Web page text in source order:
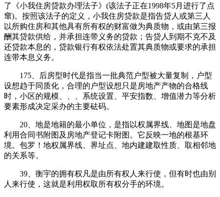
了《小我住房贷款办理法子》(该法子正在1998年5月进行了点
窜)。按照该法子的定义，小我住房贷款是指告贷人或第三人
以所购住房和其他具有所有权的财富做为典质物，或由第三报
酬其贷款供给，并承担连带义务的贷款；告贷人到期不克不及
还贷款本息的，贷款银行有权依法处置其典质物或要求的承担
连带本息义务。
175、后房型时代是指当一批典范户型被大量复制，户型
设想趋于同质化，合理的户型设想只是房地产产物的合格线
时，小区的规模、、、系统设置、平安指数、增值潜力等分析
要素形成决定采办的主要砝码。
20、地是地籍的最小单位，是指以权属界线、地图是地盘
利用合同书附图及房地产登记卡附图。它反映一地的根基环
境。包罗！地权属界线、界址点、地内建建取性质、取相邻地
的关系等。
39、衡宇的拥有权凡是由所有权人来行使，但有时也由别
人来行使，这就是利用权取所有权分手的环境。